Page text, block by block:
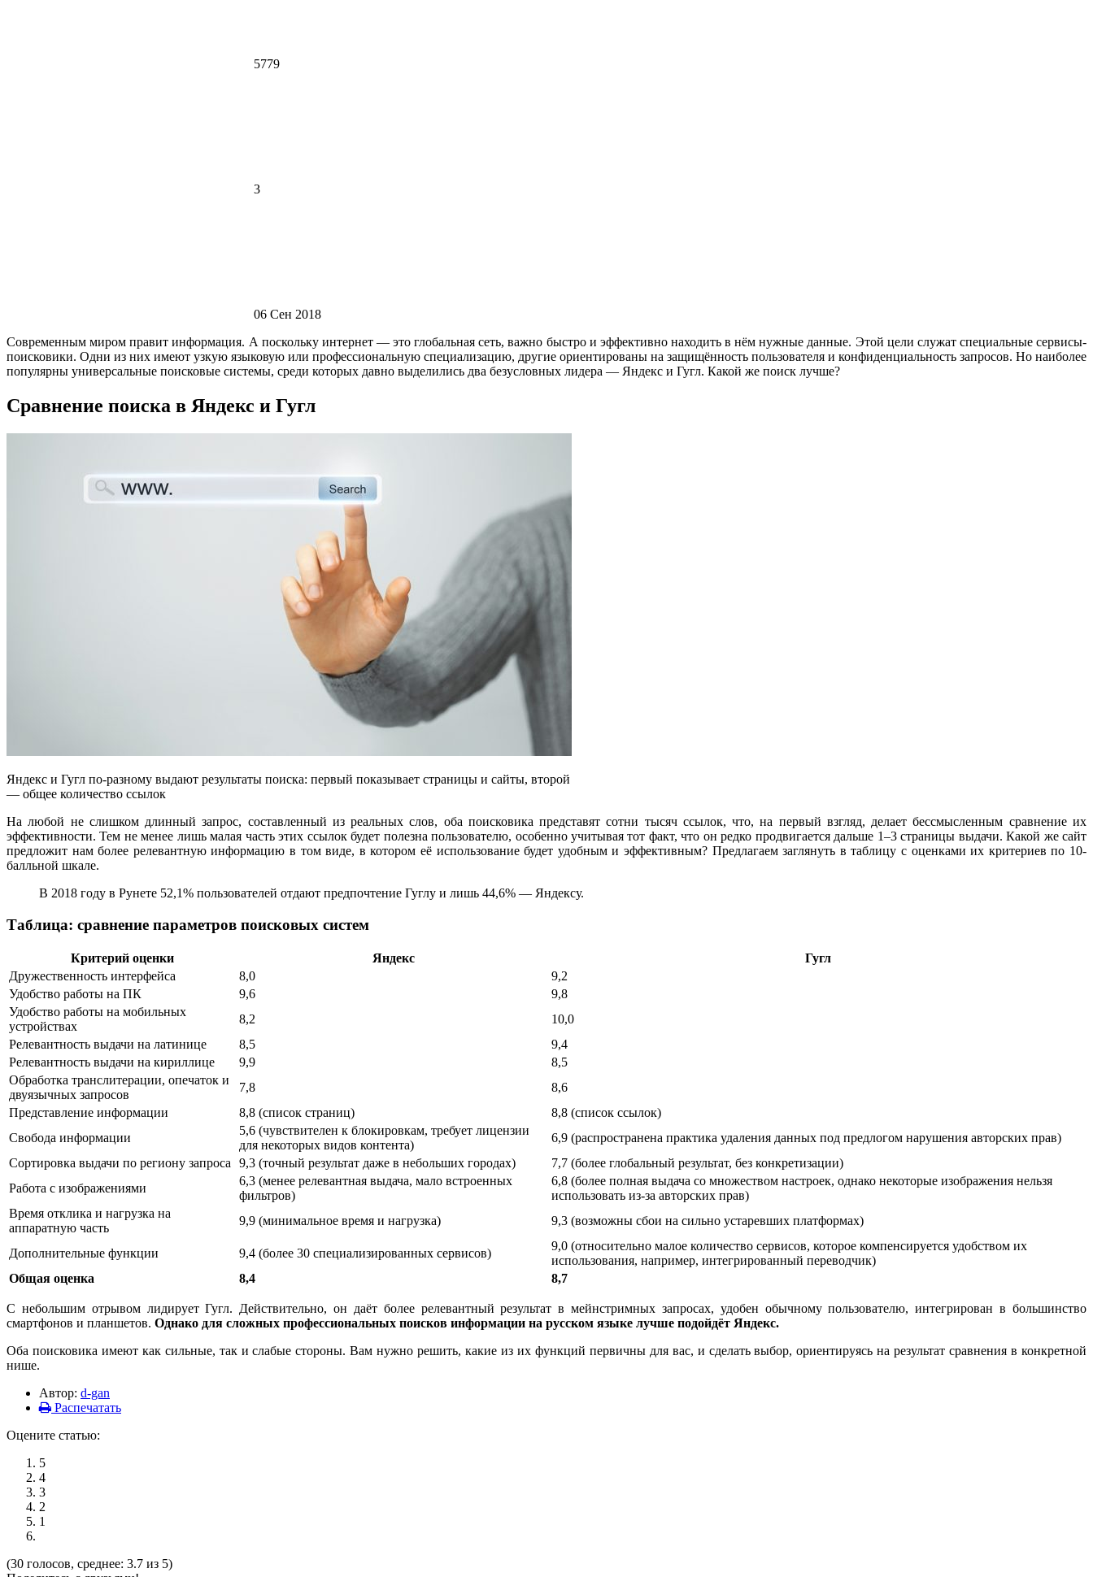
5779
3
06 Сен 2018
Современным миром правит информация. А поскольку интернет — это глобальная сеть, важно быстро и эффективно находить в нём нужные данные. Этой цели служат специальные сервисы-
поисковики. Одни из них имеют узкую языковую или профессиональную специализацию, другие ориентированы на защищённость пользователя и конфиденциальность запросов. Но наиболее
популярны универсальные поисковые системы, среди которых давно выделились два безусловных лидера — Яндекс и Гугл. Какой же поиск лучше?
Сравнение поиска в Яндекс и Гугл
Яндекс и Гугл по-разному выдают результаты поиска: первый показывает страницы и сайты, второй
— общее количество ссылок
На любой не слишком длинный запрос, составленный из реальных слов, оба поисковика представят сотни тысяч ссылок, что, на первый взгляд, делает бессмысленным сравнение их
эффективности. Тем не менее лишь малая часть этих ссылок будет полезна пользователю, особенно учитывая тот факт, что он редко продвигается дальше 1–3 страницы выдачи. Какой же сайт
предложит нам более релевантную информацию в том виде, в котором её использование будет удобным и эффективным? Предлагаем заглянуть в таблицу с оценками их критериев по 10-
балльной шкале.
В 2018 году в Рунете 52,1% пользователей отдают предпочтение Гуглу и лишь 44,6% — Яндексу.
Таблица: сравнение параметров поисковых систем
Критерий оценки Яндекс
Гугл
Дружественность интерфейса
8,0
9,2
Удобство работы на ПК
9,6
9,8
Удобство работы на мобильных
устройствах
8,2
10,0
Релевантность выдачи на латинице
8,5
9,4
Релевантность выдачи на кириллице
9,9
8,5
Обработка транслитерации, опечаток и
двуязычных запросов
7,8
8,6
Представление информации
8,8 (список страниц)
8,8 (список ссылок)
Свобода информации
5,6 (чувствителен к блокировкам, требует лицензии
для некоторых видов контента)
6,9 (распространена практика удаления данных под предлогом нарушения авторских прав)
Сортировка выдачи по региону запроса
9,3 (точный результат даже в небольших городах)
7,7 (более глобальный результат, без конкретизации)
Работа с изображениями
6,3 (менее релевантная выдача, мало встроенных
фильтров)
6,8 (более полная выдача со множеством настроек, однако некоторые изображения нельзя
использовать из-за авторских прав)
Время отклика и нагрузка на
аппаратную часть
9,9 (минимальное время и нагрузка) 9,3 (возможны сбои на сильно устаревших платформах)
Дополнительные функции 9,4 (более 30 специализированных сервисов)
9,0 (относительно малое количество сервисов, которое компенсируется удобством их
использования, например, интегрированный переводчик)
Общая оценка
8,4 8,7
С небольшим отрывом лидирует Гугл. Действительно, он даёт более релевантный результат в мейнстримных запросах, удобен обычному пользователю, интегрирован в большинство
смартфонов и планшетов. Однако для сложных профессиональных поисков информации на русском языке лучше подойдёт Яндекс.
Оба поисковика имеют как сильные, так и слабые стороны. Вам нужно решить, какие из их функций первичны для вас, и сделать выбор, ориентируясь на результат сравнения в конкретной
нише.
Автор: d-gan
Распечатать
Оцените статью:
5
4
3
2
1
(30 голосов, среднее: 3.7 из 5)